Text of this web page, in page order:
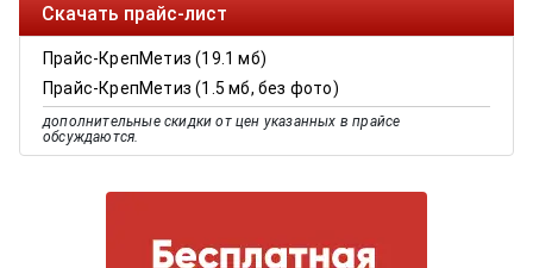
Скачать прайс-лист
Прайс-КрепМетиз (19.1 мб)
Прайс-КрепМетиз (1.5 мб, без фото)
дополнительные скидки от цен указанных в прайсе
обсуждаются.